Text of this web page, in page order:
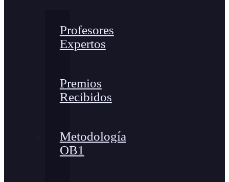
Profesores
Expertos
Premios
Recibidos
Metodología
OB1